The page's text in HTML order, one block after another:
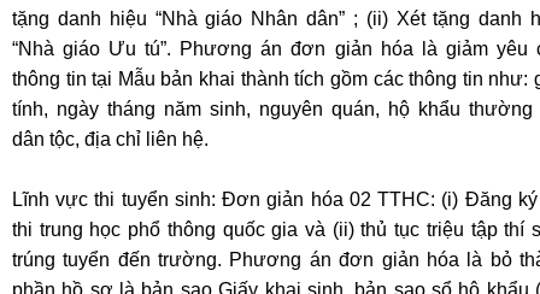
tặng danh hiệu “Nhà giáo Nhân dân” ; (ii) Xét tặng danh
“Nhà giáo Ưu tú”. Phương án đơn giản hóa là giảm yêu
thông tin tại Mẫu bản khai thành tích gồm các thông tin như:
tính, ngày tháng năm sinh, nguyên quán, hộ khẩu thường
dân tộc, địa chỉ liên hệ.
Lĩnh vực thi tuyển sinh: Đơn giản hóa 02 TTHC: (i) Đăng
thi trung học phổ thông quốc gia và (ii) thủ tục triệu tập thí
trúng tuyển đến trường. Phương án đơn giản hóa là bỏ
phần hồ sơ là bản sao Giấy khai sinh, bản sao sổ hộ khẩu